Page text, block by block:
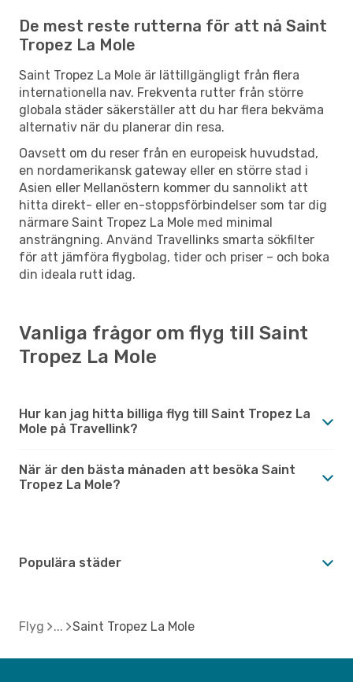
De mest reste rutterna för att nå Saint
Tropez La Mole
Saint Tropez La Mole är lättillgängligt från flera
internationella nav. Frekventa rutter från större
globala städer säkerställer att du har flera bekväma
alternativ när du planerar din resa.
Oavsett om du reser från en europeisk huvudstad,
en nordamerikansk gateway eller en större stad i
Asien eller Mellanöstern kommer du sannolikt att
hitta direkt- eller en-stoppsförbindelser som tar dig
närmare Saint Tropez La Mole med minimal
ansträngning. Använd Travellinks smarta sökfilter
för att jämföra flygbolag, tider och priser – och boka
din ideala rutt idag.
Vanliga frågor om flyg till Saint
Tropez La Mole
Hur kan jag hitta billiga flyg till Saint Tropez La
Mole på Travellink?
När är den bästa månaden att besöka Saint
Tropez La Mole?
Populära städer
Flyg Saint Tropez La Mole